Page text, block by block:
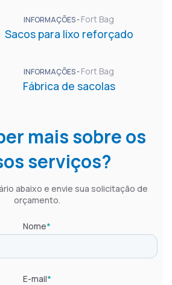
INFORMAÇÕES -Fort Bag
Sacos para lixo reforçado
INFORMAÇÕES -Fort Bag
Fábrica de sacolas
mais sobre os
serviços?
abaixo e envie sua solicitação de
orçamento.
Nome*
E-mail*